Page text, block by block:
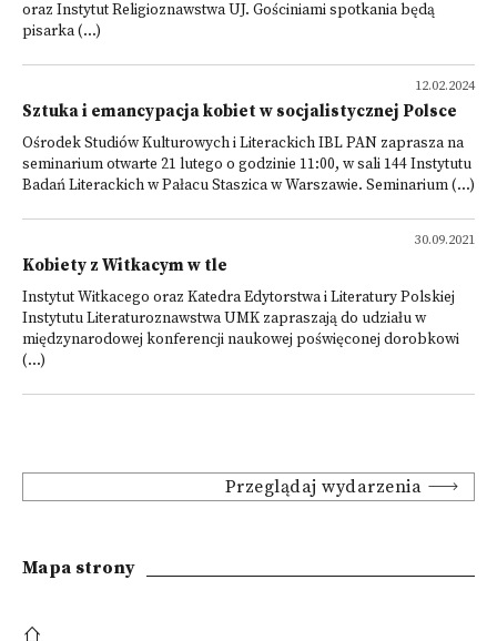
oraz Instytut Religioznawstwa UJ. Gościniami spotkania będą
pisarka (...)
12.02.2024
Sztuka i emancypacja kobiet w socjalistycznej Polsce
Ośrodek Studiów Kulturowych i Literackich IBL PAN zaprasza na
seminarium otwarte 21 lutego o godzinie 11:00, w sali 144 Instytutu
Badań Literackich w Pałacu Staszica w Warszawie. Seminarium (...)
30.09.2021
Kobiety z Witkacym w tle
Instytut Witkacego oraz Katedra Edytorstwa i Literatury Polskiej
Instytutu Literaturoznawstwa UMK zapraszają do udziału w
międzynarodowej konferencji naukowej poświęconej dorobkowi
(...)
Przeglądaj wydarzenia
Mapa strony